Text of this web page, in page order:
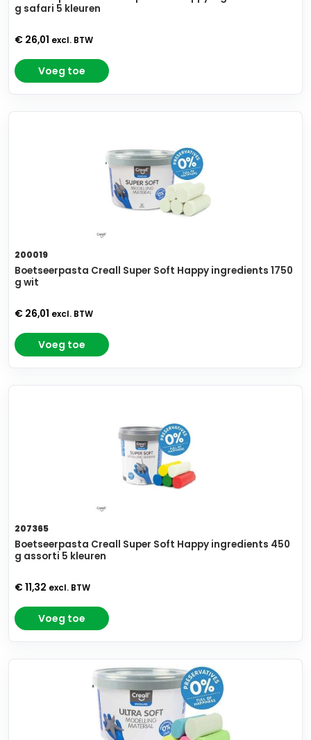
g safari 5 kleuren
€ 26,01 excl. BTW
Voeg toe
200019
Boetseerpasta Creall Super Soft Happy ingredients 1750
g wit
€ 26,01 excl. BTW
Voeg toe
207365
Boetseerpasta Creall Super Soft Happy ingredients 450
g assorti 5 kleuren
€ 11,32 excl. BTW
Voeg toe